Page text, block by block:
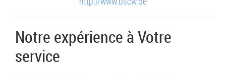
Notre expérience à Votre
service